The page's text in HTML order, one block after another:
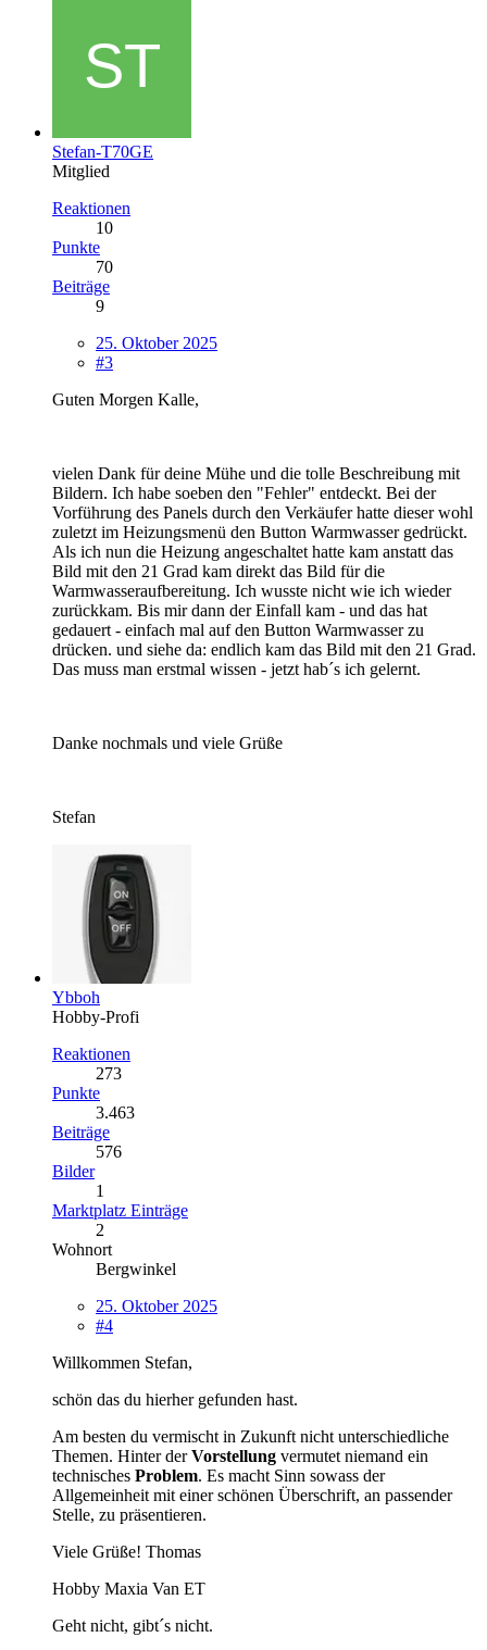
Stefan-T70GE
Mitglied
Reaktionen
10
Punkte
70
Beiträge
9
25. Oktober 2025
#3
Guten Morgen Kalle,
vielen Dank für deine Mühe und die tolle Beschreibung mit
Bildern. Ich habe soeben den "Fehler" entdeckt. Bei der
Vorführung des Panels durch den Verkäufer hatte dieser wohl
zuletzt im Heizungsmenü den Button Warmwasser gedrückt.
Als ich nun die Heizung angeschaltet hatte kam anstatt das
Bild mit den 21 Grad kam direkt das Bild für die
Warmwasseraufbereitung. Ich wusste nicht wie ich wieder
zurückkam. Bis mir dann der Einfall kam - und das hat
gedauert - einfach mal auf den Button Warmwasser zu
drücken. und siehe da: endlich kam das Bild mit den 21 Grad.
Das muss man erstmal wissen - jetzt hab´s ich gelernt.
Danke nochmals und viele Grüße
Stefan
Ybboh
Hobby-Profi
Reaktionen
273
Punkte
3.463
Beiträge
576
Bilder
1
Marktplatz Einträge
2
Wohnort
Bergwinkel
25. Oktober 2025
#4
Willkommen Stefan,
schön das du hierher gefunden hast.
Am besten du vermischt in Zukunft nicht unterschiedliche
Themen. Hinter derVorstellung vermutet niemand ein
technisches Problem. Es macht Sinn sowass der
Allgemeinheit mit einer schönen Überschrift, an passender
Stelle, zu präsentieren.
Viele Grüße! Thomas
Hobby Maxia Van ET
Geht nicht, gibt´s nicht.